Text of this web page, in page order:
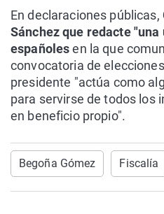
En declaraciones públicas,
Sánchez que redacte
españolesen la que
convocatoria de
presidente "actúa como
para servirse de todos los
en beneficio propio".
Begoña Gómez Fiscalía